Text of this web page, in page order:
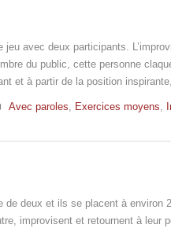
jeu avec deux participants.
du public, cette personne
et à partir de la position
Avec paroles, Exercices moyens,
deux et ils se placent à environ
improvisent et retournent à leur